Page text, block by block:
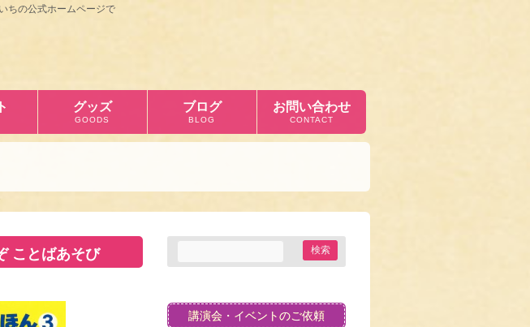
ちの公式ホームページで
グッズ
GOODS
ブログ
BLOG
お問い合わせ
CONTACT
ことばあそび
講演会・イベントのご依頼